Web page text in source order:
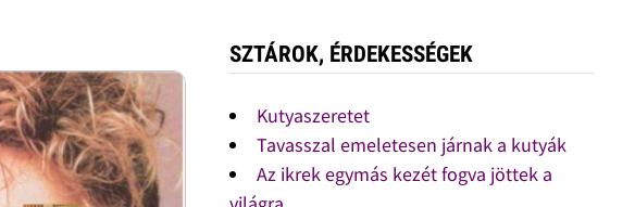
SZTÁROK, ÉRDEKESSÉGEK
Kutyaszeretet
Tavasszal emeletesen járnak a kutyák
Az ikrek egymás kezét fogva jöttek a